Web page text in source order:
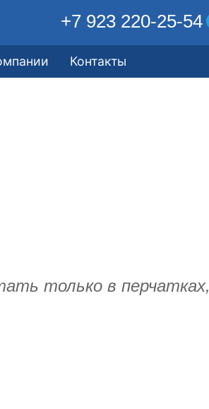
+7 923 220-25-54
Контакты
только в перчатках,